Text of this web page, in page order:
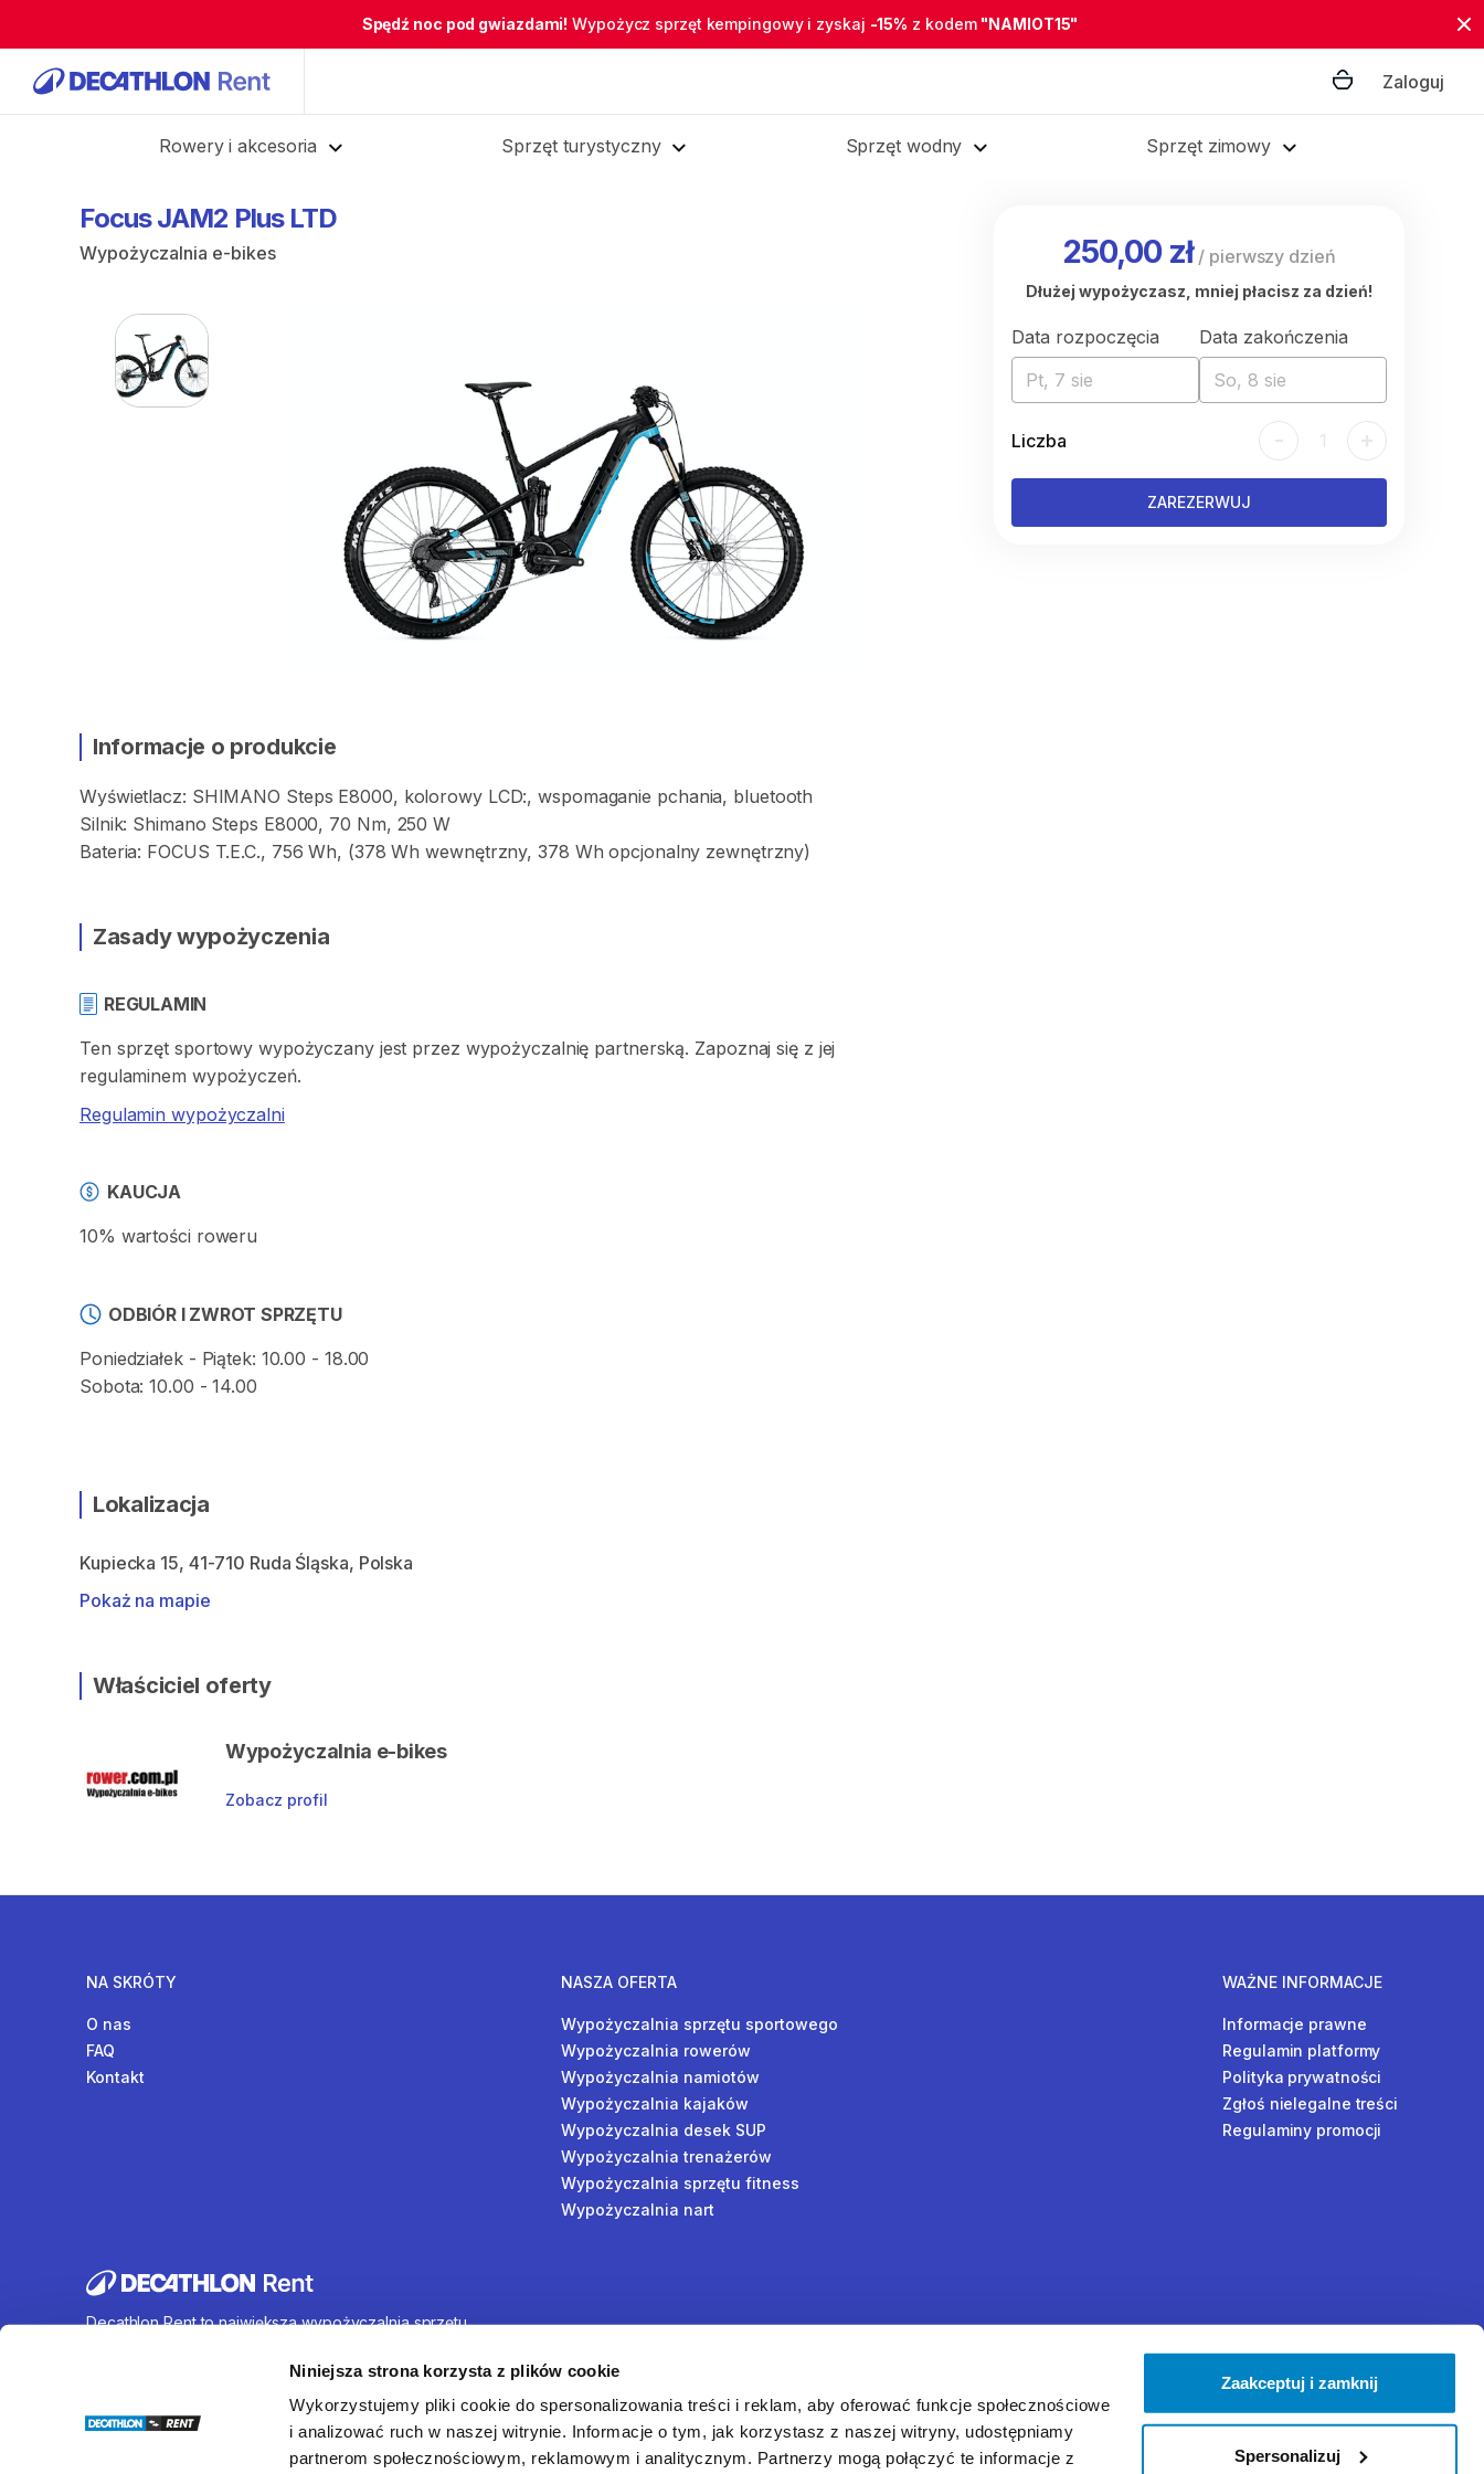
Niniejsza strona korzysta z plików cookie
Wykorzystujemy pliki cookie do spersonalizowania treści i reklam, aby oferować funkcje społecznościowe
i analizować ruch w naszej witrynie. Informacje o tym, jak korzystasz z naszej witryny, udostępniamy
partnerom społecznościowym, reklamowym i analitycznym. Partnerzy mogą połączyć te informacje z
Zaakceptuj i zamknij
Spersonalizuj
Spędź noc pod gwiazdami! Wypożycz sprzęt kempingowy i zyskaj -15% z kodem "NAMIOT15"
Zaloguj
Rowery i akcesoria Sprzęt turystyczny Sprzęt wodny Sprzęt zimowy
Focus JAM2 Plus LTD
Wypożyczalnia e-bikes
Informacje o produkcie
Wyświetlacz: SHIMANO Steps E8000​,​ kolorowy LCD:​,​ wspomaganie pchania​,​ bluetooth
Silnik: Shimano Steps E8000​,​ 70 Nm​,​ 250 W
Bateria: FOCUS T.E.C.​,​ 756 Wh​,​ (378 Wh wewnętrzny​,​ 378 Wh opcjonalny zewnętrzny)
Zasady wypożyczenia
REGULAMIN
Ten sprzęt sportowy wypożyczany jest przez wypożyczalnię partnerską. Zapoznaj się z jej
regulaminem wypożyczeń.
Regulamin wypożyczalni
KAUCJA
10% wartości roweru
ODBIÓR I ZWROT SPRZĘTU
Poniedziałek - Piątek: 10.00 - 18.00
Sobota: 10.00 - 14.00
Lokalizacja
Kupiecka 15, 41-710 Ruda Śląska, Polska
Pokaż na mapie
Właściciel oferty
Wypożyczalnia e-bikes
Zobacz profil
250,00 zł/ pierwszy dzień
Dłużej wypożyczasz, mniej płacisz za dzień!
Data rozpoczęcia
Pt, 7 sie
Data zakończenia
So, 8 sie
Liczba - 1 +
ZAREZERWUJ
NA SKRÓTY
O nas
FAQ
Kontakt
NASZA OFERTA
Wypożyczalnia sprzętu sportowego
Wypożyczalnia rowerów
Wypożyczalnia namiotów
Wypożyczalnia kajaków
Wypożyczalnia desek SUP
Wypożyczalnia trenażerów
Wypożyczalnia sprzętu fitness
Wypożyczalnia nart
WAŻNE INFORMACJE
Informacje prawne
Regulamin platformy
Polityka prywatności
Zgłoś nielegalne treści
Regulaminy promocji
Decathlon Rent to największa wypożyczalnia sprzętu
wynajem rowerów, sprzętu turystycznego, sprzętu do